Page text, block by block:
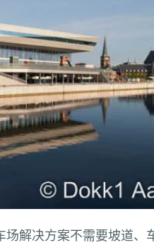
解决方案不需要坡道、